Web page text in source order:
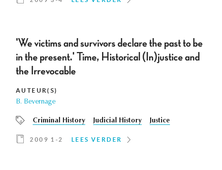
'We victims and survivors declare the past to be
in the present.' Time, Historical (In)justice and
the Irrevocable
AUTEUR(S)
B. Bevernage
Criminal History Judicial History Justice
2009 1-2 LEES VERDER